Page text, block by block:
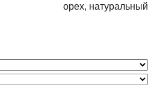
орех, натуральный